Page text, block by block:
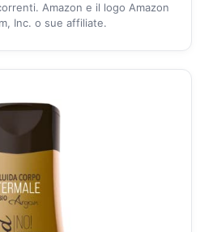
Amazon e il logo Amazon
Inc. o sue affiliate.